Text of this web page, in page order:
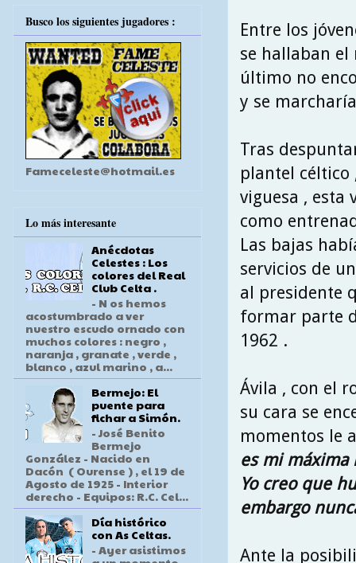
Entre los
se hallaban el
último no
y se
Tras
plantel céltico
viguesa , esta
como
Las bajas
servicios de
al presidente
formar parte
1962 .
Ávila , con el
su cara se
momentos le
es mi máxima
Yo creo que
embargo
Ante la
Busco los siguientes jugadores :
Fameceleste@hotmail.es
Lo más interesante
Anécdotas
Celestes : Los
colores del Real
Club Celta .
- N os hemos
acostumbrado a ver
nuestro escudo ornado con
muchos colores : negro ,
naranja , granate , verde ,
blanco , azul marino , a...
Bermejo: El
puente para
fichar a Simón.
- José Benito
Bermejo
González - Nacido en
Dacón ( Ourense ) , el 19 de
Agosto de 1925 - Interior
derecho - Equipos: R.C. Cel...
Día histórico
con As Celtas.
- Ayer asistimos